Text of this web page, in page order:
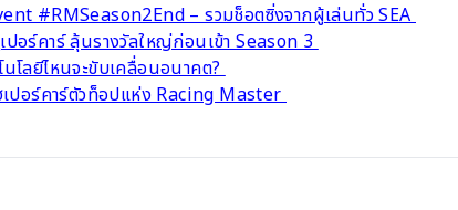
#RMSeason2End – รวมช็อตซิ่งจากผู้เล่นทั่ว SEA
อร์คาร์ ลุ้นรางวัลใหญ่ก่อนเข้า Season 3
นโลยีไหนจะขับเคลื่อนอนาคต?
ปอร์คาร์ตัวท็อปแห่ง Racing Master